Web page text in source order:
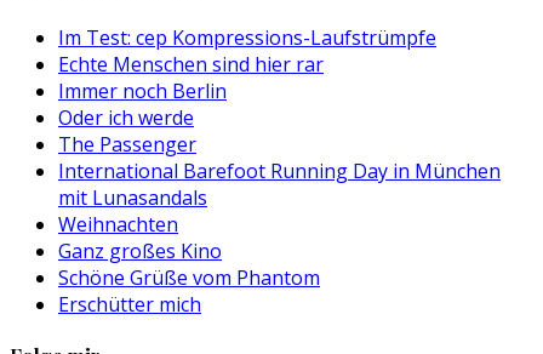
Im Test: cep Kompressions-Laufstrümpfe
Echte Menschen sind hier rar
Immer noch Berlin
Oder ich werde
The Passenger
International Barefoot Running Day in München
mit Lunasandals
Weihnachten
Ganz großes Kino
Schöne Grüße vom Phantom
Erschütter mich